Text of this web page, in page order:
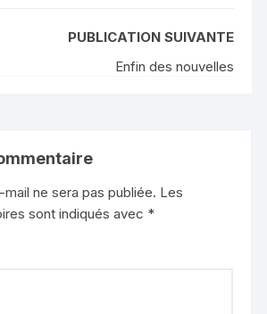
PUBLICATION SUIVANTE
Enfin des nouvelles
ne sera pas publiée. Les
sont indiqués avec *